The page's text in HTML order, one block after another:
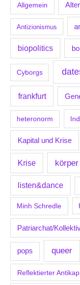
Allgemein
Antizionismus
biopolitics
Cyborgs
frankfurt
heteronorm
Kapital und Krise
Krise körper
listen&dance
Minh Schredle
Patriarchat/
pops queer
Reflektierter